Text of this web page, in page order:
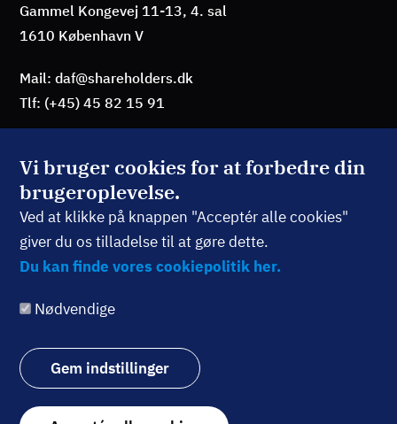
Vi bruger cookies for at forbedre din
brugeroplevelse.
Ved at klikke på knappen "Acceptér alle cookies"
giver du os tilladelse til at gøre dette.
Du kan finde vores cookiepolitik her.
Nødvendige
Gem indstillinger
Gammel Kongevej 11-13, 4. sal
1610 København V
Mail: daf@shareholders.dk
Tlf: (+45) 45 82 15 91
BLIV MEDLEM
TILMELD NYHEDSBREV